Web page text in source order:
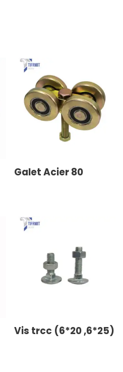
Galet Acier 80
Vis trcc (6*20 ,6*25)